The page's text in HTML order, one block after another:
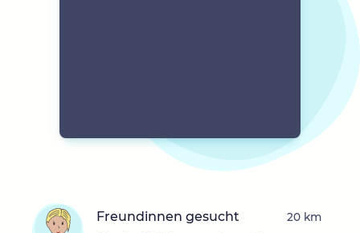
Freundinnen gesucht 20 km